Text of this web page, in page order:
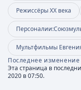
Режиссёры XX века
Мультфильмы
Последнее изменение
Эта страница в
2020 в 07:50.